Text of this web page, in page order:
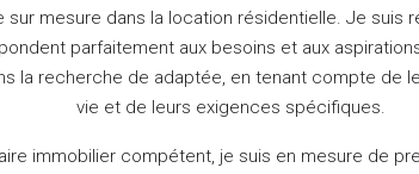
sur mesure dans la location résidentielle. Je suis
parfaitement aux besoins et aux
la recherche de adaptée, en tenant compte de
vie et de leurs exigences spécifiques.
immobilier compétent, je suis en mesure de